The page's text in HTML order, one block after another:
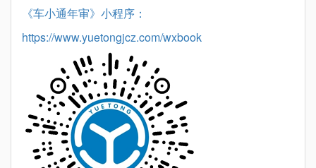
《车小通年审》小程序：
https://www.yuetongjcz.com/wxbook